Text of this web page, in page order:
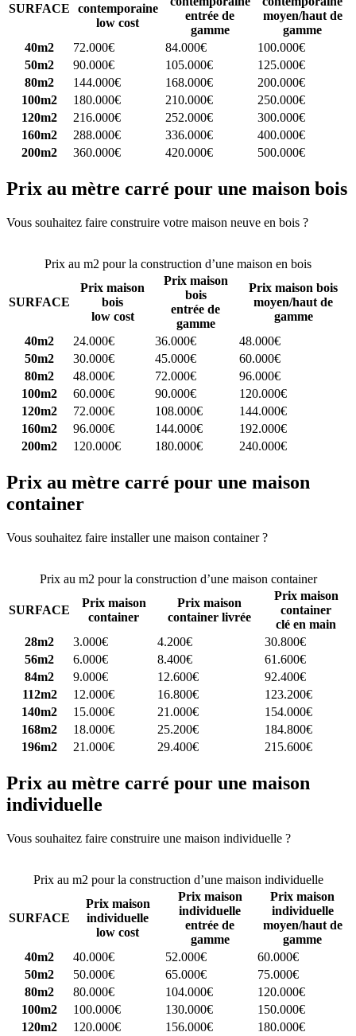
SURFACE
contemporaine
low cost
entrée de
gamme
moyen/haut de
gamme
40m2
72.000€ 84.000€
100.000€
50m2
90.000€ 105.000€
125.000€
80m2
144.000€ 168.000€
200.000€
100m2
180.000€ 210.000€
250.000€
120m2
216.000€ 252.000€
300.000€
160m2
288.000€ 336.000€
400.000€
200m2
360.000€ 420.000€ 500.000€
Prix au mètre carré pour une maison bois
Vous souhaitez faire construire votre maison neuve en bois ?
Prix au m2 pour la construction d’une maison en bois
SURFACE
Prix maison
bois
low cost
Prix maison
bois
entrée de
gamme
Prix maison bois
moyen/haut de
gamme
40m2
24.000€ 36.000€
48.000€
50m2
30.000€ 45.000€
60.000€
80m2
48.000€ 72.000€
96.000€
100m2
60.000€ 90.000€
120.000€
120m2
72.000€ 108.000€
144.000€
160m2
96.000€ 144.000€
192.000€
200m2
120.000€ 180.000€ 240.000€
Prix au mètre carré pour une maison
container
Vous souhaitez faire installer une maison container ?
Prix au m2 pour la construction d’une maison container
SURFACE
Prix maison
container
Prix maison
container livrée
Prix maison
container
clé en main
28m2
3.000€ 4.200€
30.800€
56m2
6.000€ 8.400€
61.600€
84m2
9.000€ 12.600€
92.400€
112m2
12.000€ 16.800€
123.200€
140m2
15.000€ 21.000€
154.000€
168m2
18.000€ 25.200€
184.800€
196m2
21.000€ 29.400€ 215.600€
Prix au mètre carré pour une maison
individuelle
Vous souhaitez faire construire une maison individuelle ?
Prix au m2 pour la construction d’une maison individuelle
SURFACE
Prix maison
individuelle
low cost
Prix maison
individuelle
entrée de
gamme
Prix maison
individuelle
moyen/haut de
gamme
40m2
40.000€ 52.000€
60.000€
50m2
50.000€ 65.000€
75.000€
80m2
80.000€ 104.000€
120.000€
100m2
100.000€ 130.000€
150.000€
120m2
120.000€ 156.000€
180.000€